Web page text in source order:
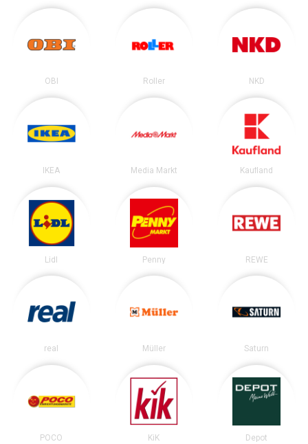
OBI Roller NKD
IKEA Media Markt Kaufland
Lidl Penny REWE
real Müller Saturn
POCO KiK Depot